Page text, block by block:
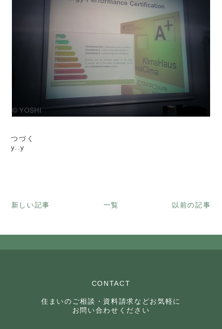
つづく
y..y
新しい記事 一覧 以前の記事
CONTACT
住まいのご相談・資料請求などお気軽に
お問い合わせください